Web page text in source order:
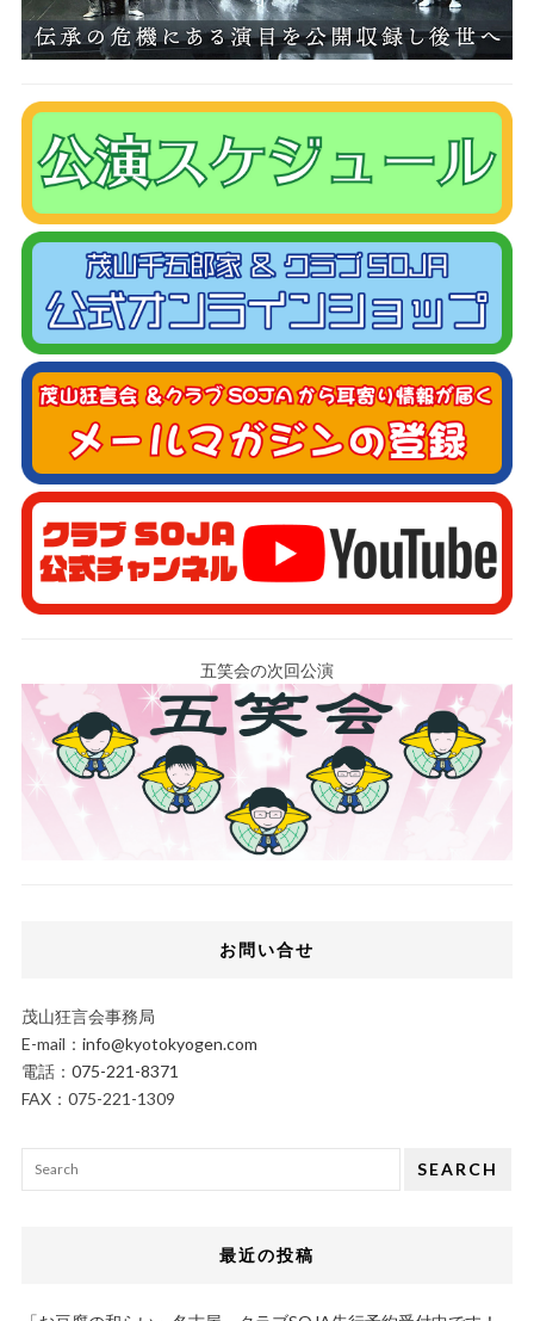
五笑会の次回公演
お問い合せ
茂山狂言会事務局
E-mail： info@kyotokyogen.com
電話： 075-221-8371
FAX：075-221-1309
SEARCH
最近の投稿